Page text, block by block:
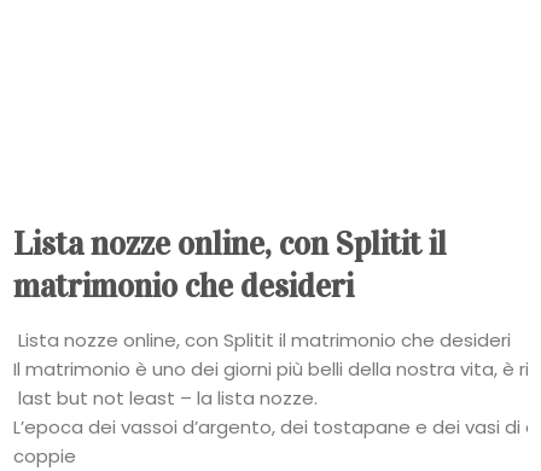
Lista nozze online, con Splitit il
matrimonio che desideri
Lista nozze online, con Splitit il matrimonio che desideri
Il matrimonio è uno dei giorni più belli della nostra vita, è
last but not least – la lista nozze.
L’epoca dei vassoi d’argento, dei tostapane e dei vasi
coppie